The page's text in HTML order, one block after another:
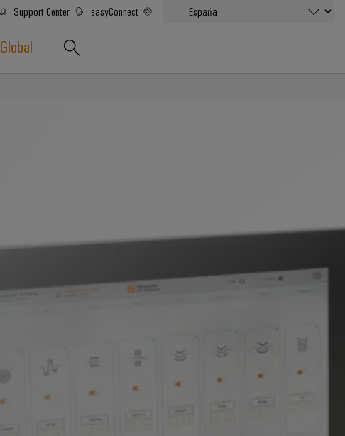
Support Center easyConnect
Global